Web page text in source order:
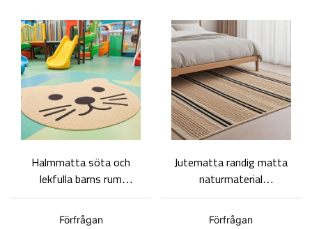
Halmmatta söta och
lekfulla barns rum
mattan halm djurform
matta
Förfrågan
Jutematta randig matta
naturmaterial
heminredningsmatta
Förfrågan